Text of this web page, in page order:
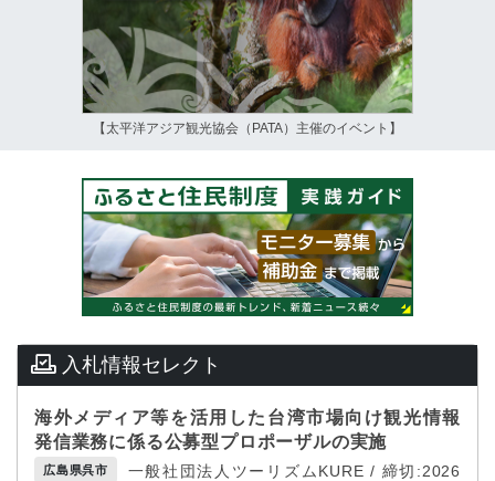
【太平洋アジア観光協会（PATA）主催のイベント】
入札情報セレクト
海外メディア等を活用した台湾市場向け観光情報
発信業務に係る公募型プロポーザルの実施
広島県呉市
一般社団法人ツーリズムKURE / 締切:2026